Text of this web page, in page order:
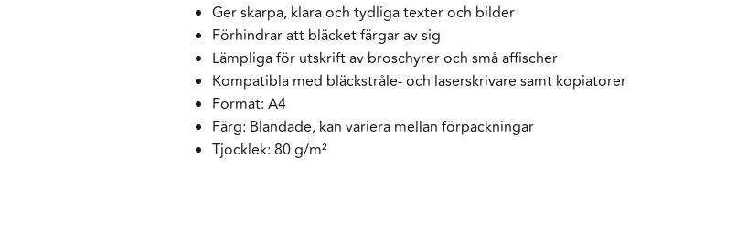
Ger skarpa, klara och tydliga texter och bilder
Förhindrar att bläcket färgar av sig
Lämpliga för utskrift av broschyrer och små affischer
Kompatibla med bläckstråle- och laserskrivare samt kopiatorer
Format: A4
Färg: Blandade, kan variera mellan förpackningar
Tjocklek: 80 g/m²